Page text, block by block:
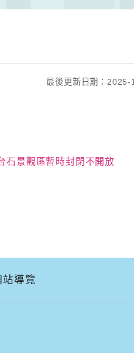
最後更新日期：2025-
石景觀區暫時封閉不開放
站導覽